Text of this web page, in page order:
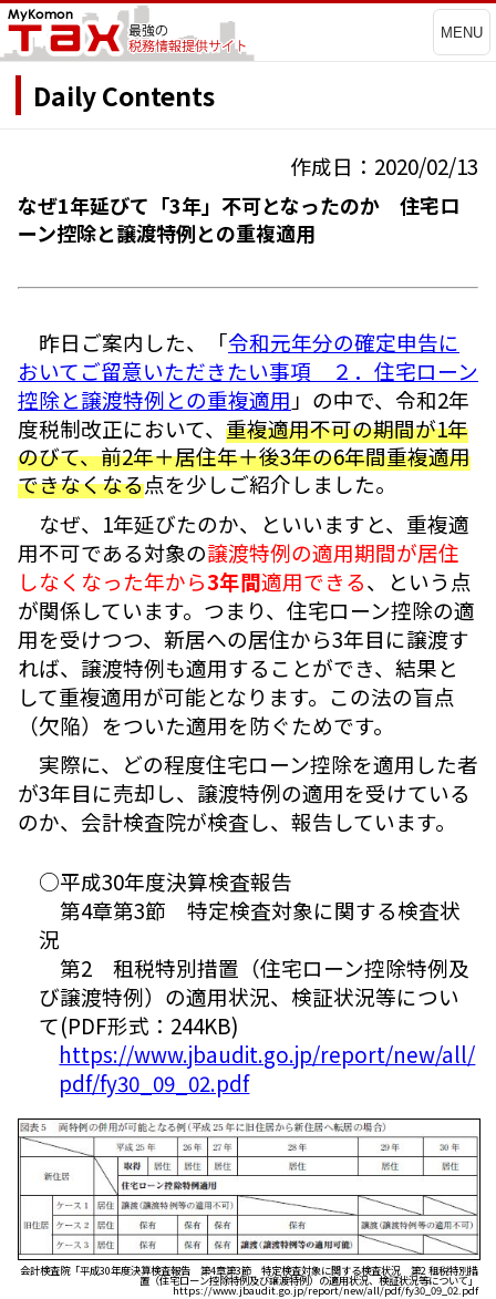
MENU
Daily Contents
作成日：2020/02/13
なぜ1年延びて「3年」不可となったのか 住宅ロ
ーン控除と譲渡特例との重複適用
昨日ご案内した、「令和元年分の確定申告に
おいてご留意いただきたい事項 ２．住宅ローン
控除と譲渡特例との重複適用 」の中で、令和2年
度税制改正において、 重複適用不可の期間が1年
のびて、前2年＋居住年＋後3年の6年間重複適用
できなくなる点を少しご紹介しました。
なぜ、1年延びたのか、といいますと、重複適
用不可である対象の譲渡特例の適用期間が居住
しなくなった年から3年間適用できる、という点
が関係しています。つまり、住宅ローン控除の適
用を受けつつ、新居への居住から3年目に譲渡す
れば、譲渡特例も適用することができ、結果と
して重複適用が可能となります。この法の盲点
（欠陥）をついた適用を防ぐためです。
実際に、どの程度住宅ローン控除を適用した者
が3年目に売却し、譲渡特例の適用を受けている
のか、会計検査院が検査し、報告しています。
○平成30年度決算検査報告
第4章第3節 特定検査対象に関する検査状
況
第2 租税特別措置（住宅ローン控除特例及
び譲渡特例）の適用状況、検証状況等につい
て(PDF形式：244KB)
https://www.jbaudit.go.jp/report/new/all/
pdf/fy30_09_02.pdf
会計検査院「平成30年度決算検査報告 第4章第3節 特定検査対象に関する検査状況 第2 租税特別措
置（住宅ローン控除特例及び譲渡特例）の適用状況、検証状況等について」
https://www.jbaudit.go.jp/report/new/all/pdf/fy30_09_02.pdf